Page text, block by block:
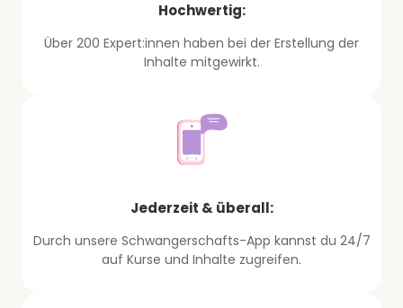
Hochwertig:
Über 200 Expert:innen haben bei der Erstellung der
Inhalte mitgewirkt.
Jederzeit & überall:
Durch unsere Schwangerschafts-App kannst du 24/7
auf Kurse und Inhalte zugreifen.